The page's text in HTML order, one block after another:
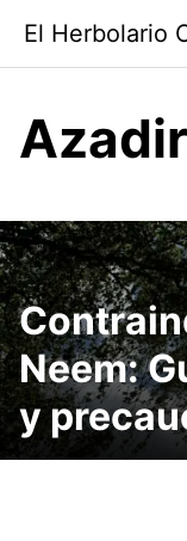
contenido
El Herbolario
Neem:
y